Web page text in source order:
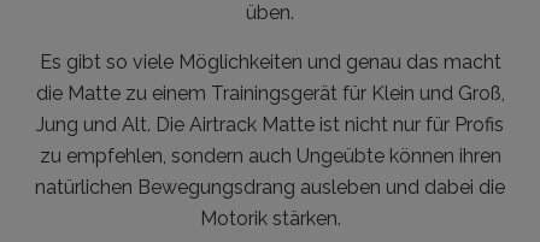
üben.
Es gibt so viele Möglichkeiten und genau das macht
die Matte zu einem Trainingsgerät für Klein und Groß,
Jung und Alt. Die Airtrack Matte ist nicht nur für Profis
zu empfehlen, sondern auch Ungeübte können ihren
natürlichen Bewegungsdrang ausleben und dabei die
Motorik stärken.